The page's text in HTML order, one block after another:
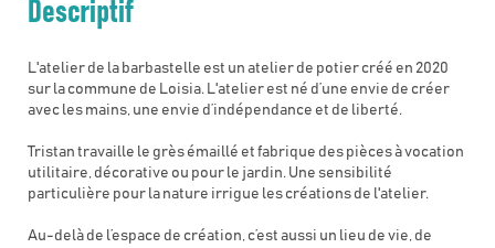
Descriptif
L'atelier de la barbastelle est un atelier de potier créé en 2020
sur la commune de Loisia. L'atelier est né d’une envie de créer
avec les mains, une envie d’indépendance et de liberté.
Tristan travaille le grès émaillé et fabrique des pièces à vocation
utilitaire, décorative ou pour le jardin. Une sensibilité
particulière pour la nature irrigue les créations de l'atelier.
Au-delà de l’espace de création, c’est aussi un lieu de vie, de